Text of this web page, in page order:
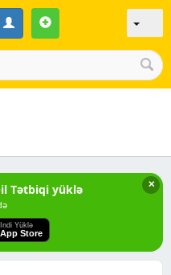
✕
Tətbiqi yüklə
Indi Yüklə
App Store